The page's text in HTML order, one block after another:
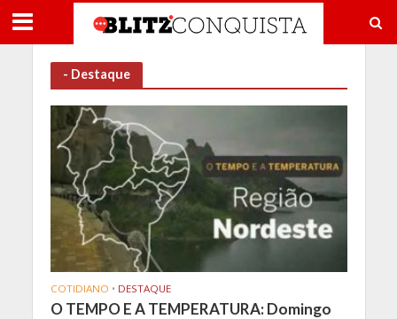
- Destaque
COTIDIANO • DESTAQUE
O TEMPO E A TEMPERATURA: Domingo